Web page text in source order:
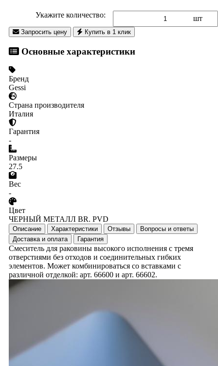
Укажите количество: шт
Запросить цену Купить в 1 клик
Основные характеристики
Бренд
Gessi
Страна производителя
Италия
Гарантия
-
Размеры
27.5
Вес
-
Цвет
ЧЕРНЫЙ МЕТАЛЛ BR. PVD
Описание Характеристики Отзывы
Вопросы и ответы
Доставка и оплата
Гарантия
Смеситель для раковины высокого исполнения с тремя
отверстиями без отходов и соединительных гибких
элементов. Может комбинироваться со вставками с
различной отделкой: арт. 66600 и арт. 66602.